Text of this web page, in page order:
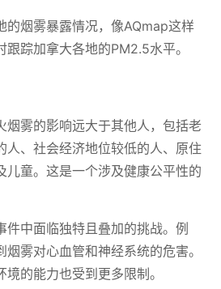
的烟雾暴露情况，像AQmap这样
踪加拿大各地的PM2.5水平。
烟雾的影响远大于其他人，包括老
人、社会经济地位较低的人、原住
儿童。这是一个涉及健康公平性的
件中面临独特且叠加的挑战。例
雾对心血管和神经系统的危害。
的能力也受到更多限制。